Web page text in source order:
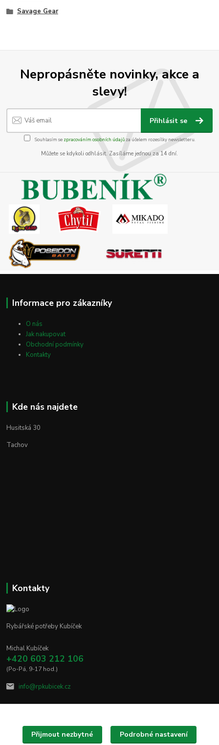
Savage Gear
Nepropásněte novinky, akce a
slevy!
Přihlásit se
Souhlasím se zpracováním osobních údajůza účelem rozesílky newsletteru.
Můžete se kdykoli odhlásit. Zasíláme jednou za 14 dní.
Informace pro zákazníky
O nás
Jak nakupovat
Obchodní podmínky
Kontakty
Kde nás najdete
Husitská 30
Tachov
Kontakty
Rybářské potřeby Kubíček
Michal Kubíček
+420 603 212 106
(Po-Pá, 9-17 hod.)
info@rpkubicek.cz
Upravit sběr cookies.
Přijmout nezbytné Podrobné nastavení